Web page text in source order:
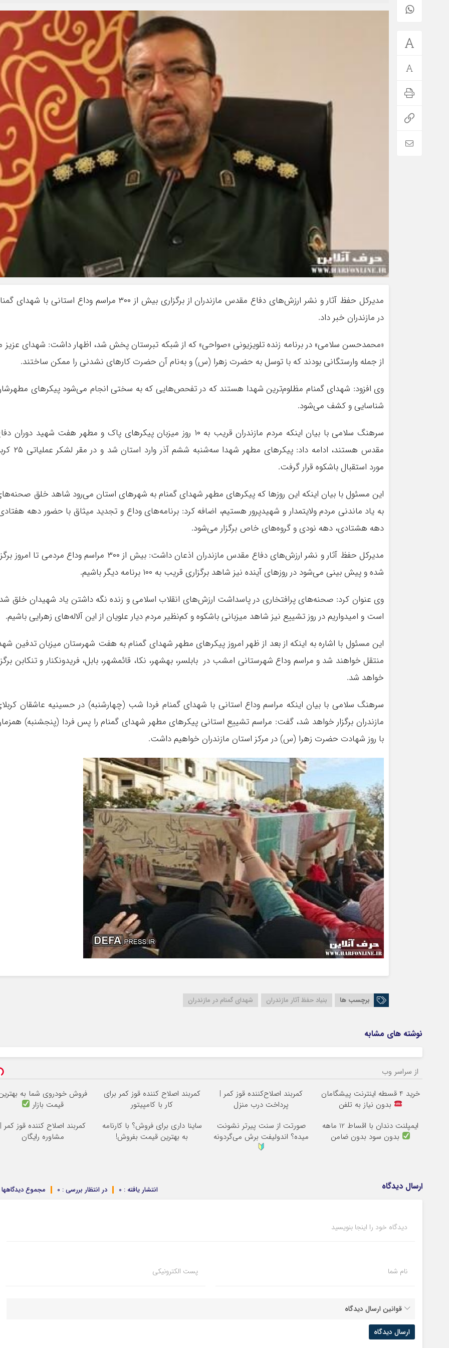
مدیرکل حفظ آثار و نشر ارزش‌های دفاع مقدس مازندران از برگزاری بیش از ۳۰۰ مراسم وداع استانی با شهدای
در مازندران خبر داد.
«محمدحسن سلامی» در برنامه زنده تلویزیونی «صواحی» که از شبکه تبرستان پخش شد، اظهار داشت: شهدای عزیز
از جمله وارستگانی بودند که با توسل به حضرت زهرا (س) و به‌نام آن حضرت کار‌های نشدنی را ممکن ساختند.
وی افزود: شهدای گمنام مظلوم‌ترین شهدا هستند که در تفحص‌هایی که به سختی انجام می‌شود پیکر‌های
شناسایی و کشف می‌شود.
سرهنگ سلامی با بیان اینکه مردم مازندران قریب به ۱۰ روز میزبان پیکر‌های پاک و مطهر هفت شهید دوران
مقدس هستند، ادامه داد: پیکر‌های مطهر شهدا سه‌شنبه ششم
مورد استقبال باشکوه قرار گرفت.
این مسئول با بیان اینکه این روز‌ها که پیکر‌های مطهر شهدای گمنام به شهر‌های استان می‌رود شاهد خلق
به یاد ماندنی مردم ولایتمدار و شهیدپرور هستیم، اضافه کرد: برنامه‌های وداع و تجدید میثاق با حضور دهه
دهه هشتادی، دهه نودی و گروه‌های خاص برگزار می‌شود.
مدیرکل حفظ آثار و نشر ارزش‌های دفاع مقدس مازندران اذعان داشت: بیش از ۳۰۰ مراسم وداع مردمی تا امروز
شده و پیش بینی می‌شود در روز‌های آینده نیز شاهد برگزاری قریب به ۱۰۰ برنامه دیگر باشیم.
وی عنوان کرد: صحنه‌های پرافتخاری در پاسداشت ارزش‌های انقلاب اسلامی و زنده نگه داشتن یاد شهیدان خلق
است و امیدواریم در روز تشییع نیز شاهد میزبانی باشکوه و کم‌نظیر مردم دیار علویان از این آلاله‌های زهرایی باشیم.
این مسئول با اشاره به اینکه از بعد از ظهر امروز پیکر‌های مطهر شهدای گمنام به هفت شهرستان میزبان تدفین
منتقل خواهند شد و مراسم وداع شهرستانی امشب در بابلسر، بهشهر، نکا، قائمشهر، بابل، فریدونکنار و تنکابن
خواهد شد.
سرهنگ سلامی با بیان اینکه مراسم وداع استانی با شهدای گمنام فردا شب (چهارشنبه) در حسینیه عاشقان
مازندران برگزار خواهد شد، گفت: مراسم تشییع استانی پیکر‌های مطهر شهدای گمنام را پس فردا (پنجشنبه)
با روز شهادت حضرت زهرا (س) در مرکز استان مازندران خواهیم داشت.
برچسب ها بنیاد حفظ آثار مازندران شهدای گمنام در مازندران
نوشته های مشابه
از سراسر وب
خرید 4 قسطه اینترنت پیشگامان
بدون نیاز به تلفن
کمربند اصلاح‌کننده قوز کمر |
پرداخت درب منزل
کمربند اصلاح کننده قوز کمر برای
کار با کامپیتور
فروش خودروی شما به
قیمت بازار
ایمپلنت دندان با اقساط 12 ماهه
بدون سود بدون ضامن
صورتت از سنت پیرتر نشونت
میده؟ اندولیفت برش می‌گردونه
ساینا داری برای فروش؟ با کارنامه
به بهترین قیمت بفروش!
کمربند اصلاح کننده قوز کمر |
مشاوره رایگان
ارسال دیدگاه مجموع دیدگاهها در انتظار بررسی : 0 انتشار یافته : 0
دیدگاه خود را اینجا بنویسید
نام شما پست الکترونیکی
قوانین ارسال دیدگاه